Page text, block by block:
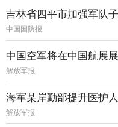
吉林省四平市加强军队
中国国防报
中国空军将在中国航展
解放军报
海军某岸勤部提升医护
解放军报